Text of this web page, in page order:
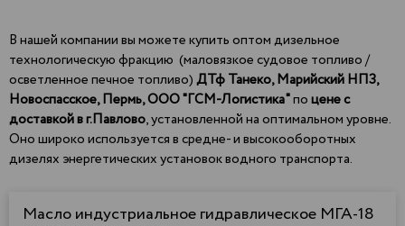
В нашей компании вы можете купить оптом дизельное
технологическую фракцию (маловязкое судовое топливо /
осветленное печное топливо)ДТф Танеко,Марийский НПЗ,
Новоспасское, Пермь, ООО "ГСМ-Логистика"поцене с
доставкой в г.Павлово, установленной на оптимальном уровне.
Оно широко используется в средне- и высокооборотных
дизелях энергетических установок водного транспорта.
Масло индустриальное гидравлическое МГА-18